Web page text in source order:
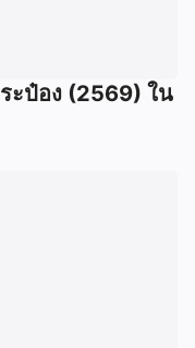
ะป๋อง (2569) ใน